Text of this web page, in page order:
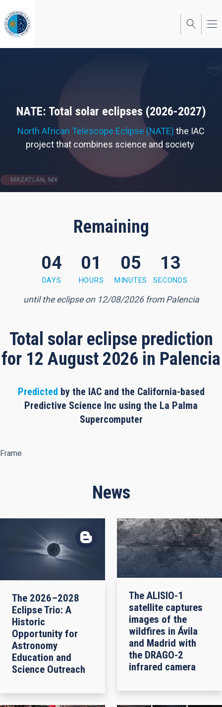
to
main
content
NATE: Total solar eclipses (2026-2027)
North African Telescope Eclipse (NATE) the IAC
project that combines science and society
Remaining
10 seconds
04
DAYS
01
HOURS
05
MINUTES
12
SECONDS
until the eclipse on 12/08/2026 from Palencia
Total solar eclipse prediction
for 12 August 2026 in Palencia
Predicted by the IAC and the California-based
Predictive Science Inc using the La Palma
Supercomputer
Frame
News
The 2026–2028
Eclipse Trio: A
Historic
Opportunity for
Astronomy
Education and
Science Outreach
The ALISIO-1
satellite captures
images of the
wildfires in Ávila
and Madrid with
the DRAGO-2
infrared camera